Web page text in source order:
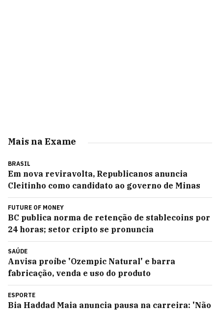
Mais na Exame
BRASIL
Em nova reviravolta, Republicanos anuncia
Cleitinho como candidato ao governo de Minas
FUTURE OF MONEY
BC publica norma de retenção de stablecoins por
24 horas; setor cripto se pronuncia
SAÚDE
Anvisa proíbe 'Ozempic Natural' e barra
fabricação, venda e uso do produto
ESPORTE
Bia Haddad Maia anuncia pausa na carreira: 'Não